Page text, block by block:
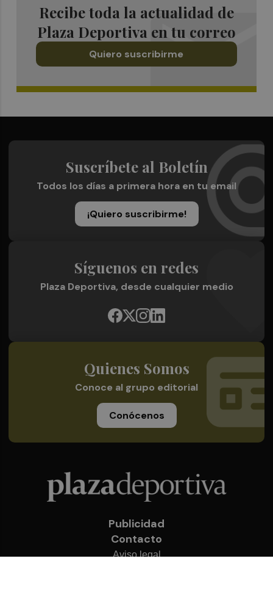
Recibe toda la actualidad de
Plaza Deportiva en tu correo
Quiero suscribirme
Suscríbete al Boletín
Todos los días a primera hora en tu email
¡Quiero suscribirme!
Síguenos en redes
Plaza Deportiva, desde cualquier medio
Quienes Somos
Conoce al grupo editorial
Conócenos
Publicidad
Contacto
Aviso legal